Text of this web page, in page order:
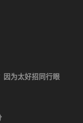
因为太好招同行眼